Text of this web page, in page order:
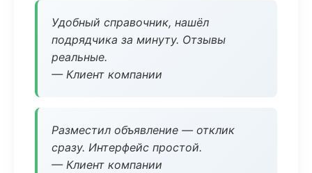
Удобный справочник, нашёл
подрядчика за минуту. Отзывы
реальные.
— Клиент компании
Разместил объявление — отклик
сразу. Интерфейс простой.
— Клиент компании